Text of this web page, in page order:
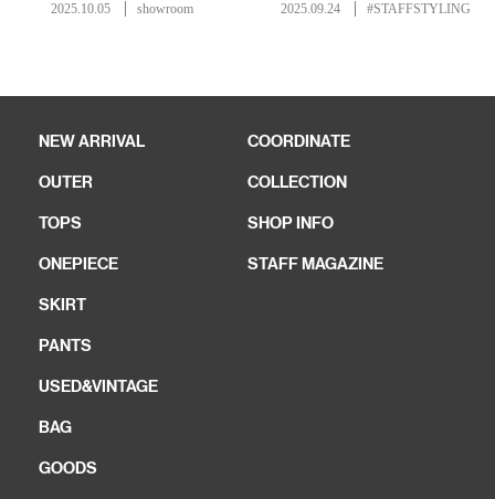
2025.10.05 showroom 2025.09.24 #STAFFSTYLING
NEW ARRIVAL
OUTER
TOPS
ONEPIECE
SKIRT
PANTS
USED&VINTAGE
BAG
GOODS
COORDINATE
COLLECTION
SHOP INFO
STAFF MAGAZINE